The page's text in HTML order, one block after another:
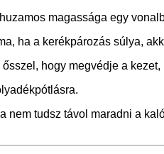
magassága egy
ha a kerékpározás súlya,
hogy megvédje a
tudsz távol maradni a